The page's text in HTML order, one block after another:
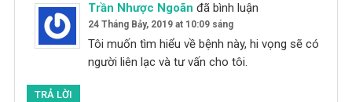
Trần Nhược Ngoãn đã bình luận
24 Tháng Bảy, 2019 at 10:09 sáng
Tôi muốn tìm hiểu về bệnh này, hi vọng sẽ có
người liên lạc và tư vấn cho tôi.
TRẢ LỜI